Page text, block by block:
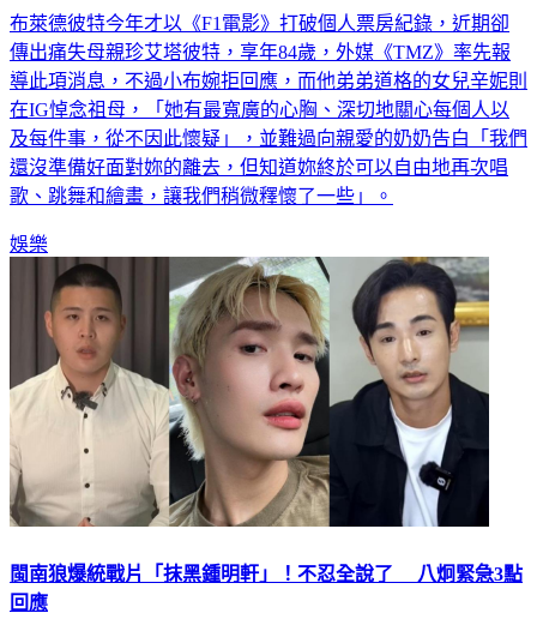
布萊德彼特今年才以《F1電影》打破個人票房紀錄，近期卻
傳出痛失母親珍艾塔彼特，享年84歲，外媒《TMZ》率先報
導此項消息，不過小布婉拒回應，而他弟弟道格的女兒辛妮則
在IG悼念祖母，「她有最寬廣的心胸、深切地關心每個人以
及每件事，從不因此懷疑」，並難過向親愛的奶奶告白「我們
還沒準備好面對妳的離去，但知道妳終於可以自由地再次唱
歌、跳舞和繪畫，讓我們稍微釋懷了一些」。
娛樂
閩南狼爆統戰片「抹黑鍾明軒」！不忍全說了 八炯緊急3點
回應